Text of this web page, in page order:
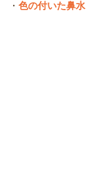
・ 色の付いた鼻水